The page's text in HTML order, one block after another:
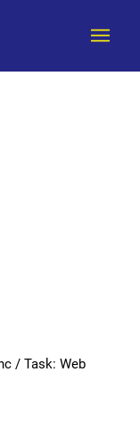
/ Task: Web